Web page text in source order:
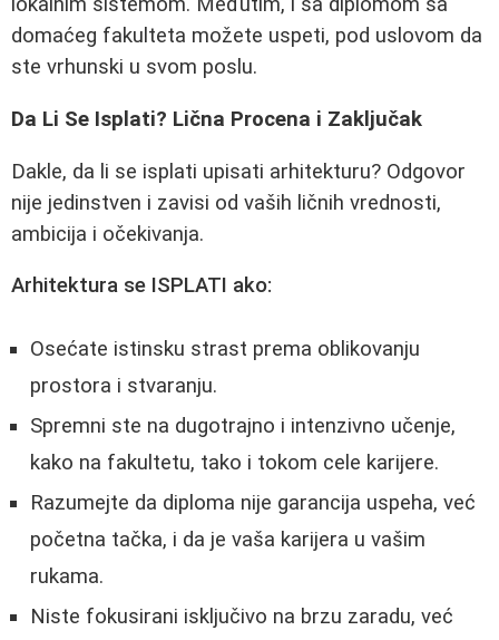
lokalnim sistemom. Međutim, i sa diplomom sa
domaćeg fakulteta možete uspeti, pod uslovom da
ste vrhunski u svom poslu.
Da Li Se Isplati? Lična Procena i Zaključak
Dakle, da li se isplati upisati arhitekturu? Odgovor
nije jedinstven i zavisi od vaših ličnih vrednosti,
ambicija i očekivanja.
Arhitektura se ISPLATI ako:
Osećate istinsku strast prema oblikovanju
prostora i stvaranju.
Spremni ste na dugotrajno i intenzivno učenje,
kako na fakultetu, tako i tokom cele karijere.
Razumejte da diploma nije garancija uspeha, već
početna tačka, i da je vaša karijera u vašim
rukama.
Niste fokusirani isključivo na brzu zaradu, već